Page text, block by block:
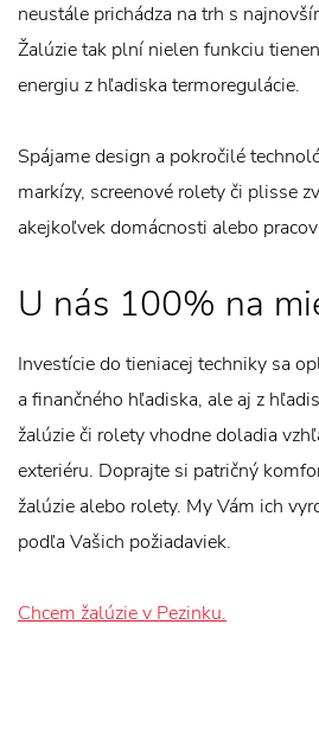
neustále prichádza na trh s
Žalúzie tak plní nielen funkciu
energiu z hľadiska termoregulácie.
Spájame design a pokročilé
markízy, screenové rolety či plisse
akejkoľvek domácnosti alebo
U nás 100% na
Investície do tieniacej techniky sa
a finančného hľadiska, ale aj z
žalúzie či rolety vhodne doladia
exteriéru. Doprajte si patričný
žalúzie alebo rolety. My Vám ich
podľa Vašich požiadaviek.
Chcem žalúzie v Pezinku.